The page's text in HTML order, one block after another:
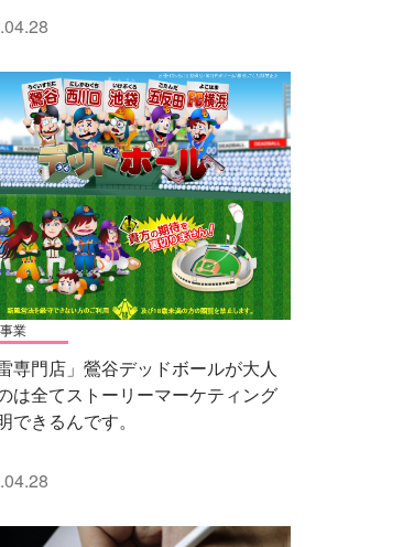
業
専門店」鶯谷デッドボールが大人
は全てストーリーマーケティング
できるんです。